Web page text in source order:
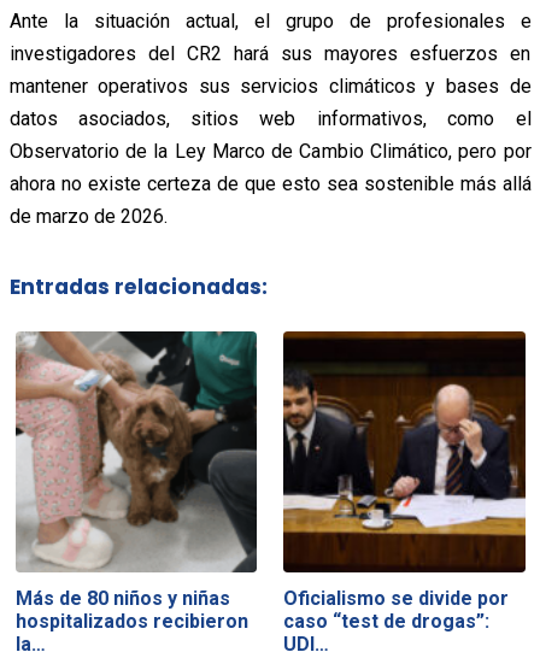
Ante la situación actual, el grupo de profesionales e
investigadores del CR2 hará sus mayores esfuerzos en
mantener operativos sus servicios climáticos y bases de
datos asociados, sitios web informativos, como el
Observatorio de la Ley Marco de Cambio Climático, pero por
ahora no existe certeza de que esto sea sostenible más allá
de marzo de 2026.
Entradas relacionadas:
Más de 80 niños y niñas
hospitalizados recibieron
la…
Oficialismo se divide por
caso “test de drogas”:
UDI…